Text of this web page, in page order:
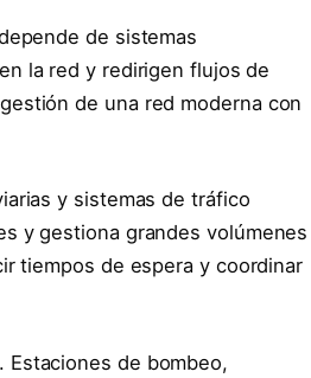
de sistemas
la red y redirigen flujos de
de una red moderna con
y sistemas de tráfico
y gestiona grandes volúmenes
tiempos de espera y coordinar
Estaciones de bombeo,